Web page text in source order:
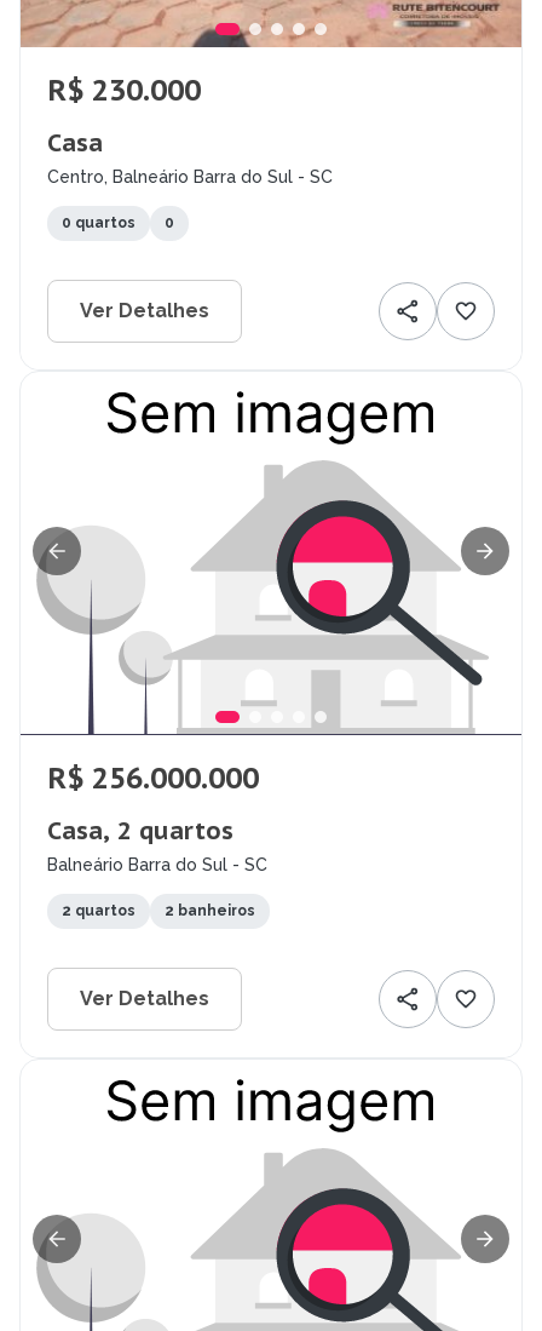
R$ 230.000
Casa
Centro, Balneário Barra do Sul - SC
0 quartos 0
Ver Detalhes
R$ 256.000.000
Casa, 2 quartos
Balneário Barra do Sul - SC
2 quartos 2 banheiros
Ver Detalhes